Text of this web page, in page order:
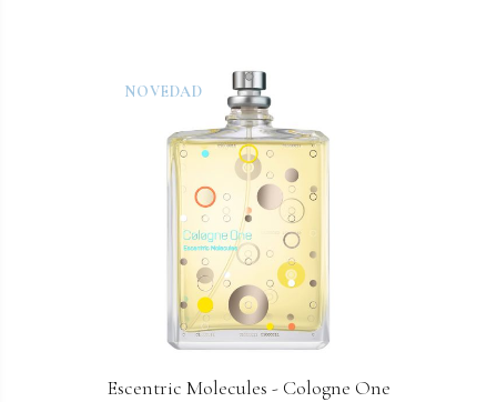
NOVEDAD
Escentric Molecules - Cologne One